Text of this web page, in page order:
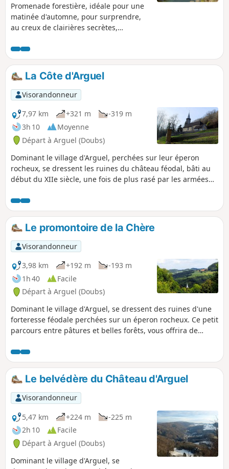
Promenade forestière, idéale pour une
matinée d'automne, pour surprendre,
au creux de clairières secrètes,
découvrir, surgissant de l'écrin de la
forêt, le superbe belvédère du Grand
Méandre sur la vallée de la Loue et le
donjon du château féodal de Chenecey.
La Côte d'Arguel
Visorandonneur
7,97 km
+321 m
-319 m
3h 10
Moyenne
Départ à Arguel (Doubs)
Dominant le village d'Arguel, perchées sur leur éperon
rocheux, se dressent les ruines du château féodal, bâti au
début du XIIe siècle, une fois de plus rasé par les armées
Ce parcours forestier, par des chemins joliment escarpés,
vous fera découvrir de vieux lavoirs, la cascade de la
Pisseur, une belle statue de Saint-Vernier et de belles
clairières surplombant la vallée où vous surprendrez peut-
être quelques chamois.
Le promontoire de la Chère
Visorandonneur
3,98 km
+192 m
-193 m
1h 40
Facile
Départ à Arguel (Doubs)
Dominant le village d'Arguel, se dressent des ruines d'une
forteresse féodale perchées sur un éperon rocheux. Ce petit
parcours entre pâtures et belles forêts, vous offrira de
discret, vous y surprendrez quelques biches ou chamois.
Le belvédère du Château d'Arguel
Visorandonneur
5,47 km
+224 m
-225 m
2h 10
Facile
Départ à Arguel (Doubs)
Dominant le village d'Arguel, se